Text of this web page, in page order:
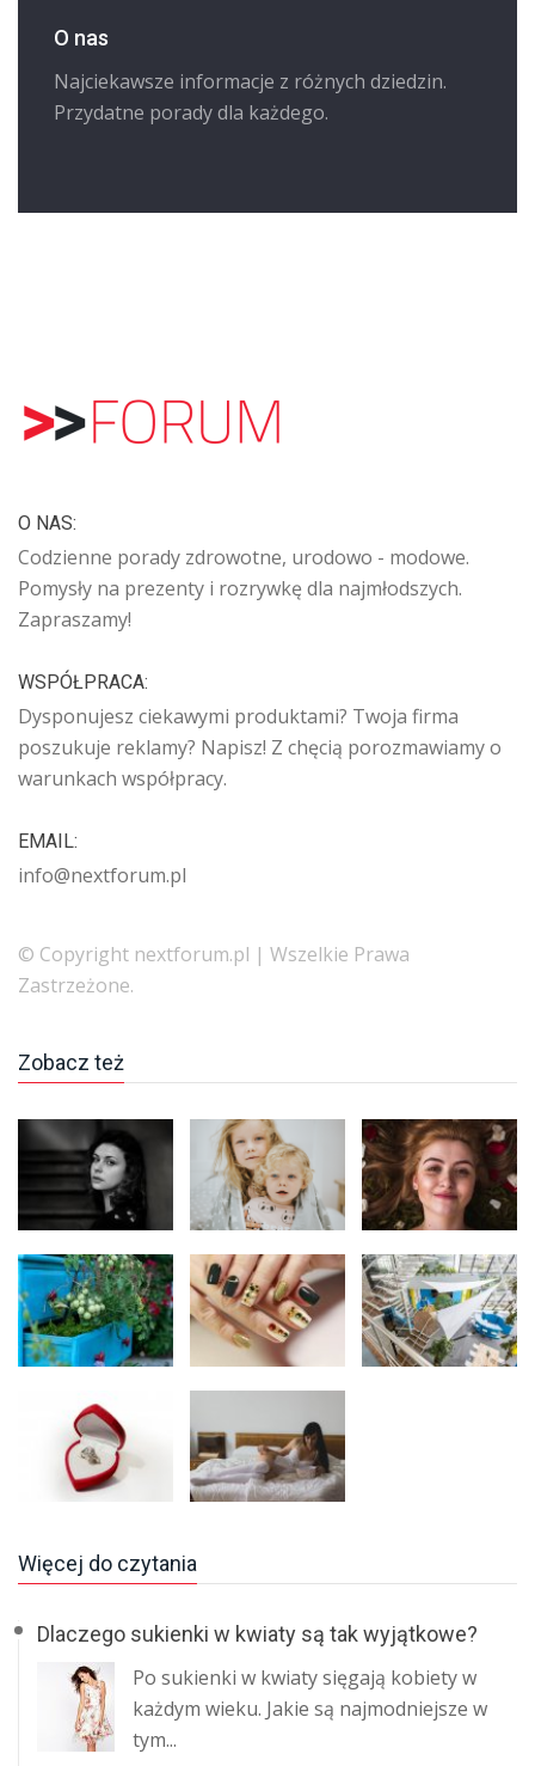
O nas
Najciekawsze informacje z różnych dziedzin.
Przydatne porady dla każdego.
O NAS:
Codzienne porady zdrowotne, urodowo - modowe.
Pomysły na prezenty i rozrywkę dla najmłodszych.
Zapraszamy!
WSPÓŁPRACA:
Dysponujesz ciekawymi produktami? Twoja firma
poszukuje reklamy? Napisz! Z chęcią porozmawiamy o
warunkach współpracy.
EMAIL:
info@nextforum.pl
© Copyright nextforum.pl | Wszelkie Prawa
Zastrzeżone.
Zobacz też
Więcej do czytania
Dlaczego sukienki w kwiaty są tak wyjątkowe?
Po sukienki w kwiaty sięgają kobiety w
każdym wieku. Jakie są najmodniejsze w
tym...